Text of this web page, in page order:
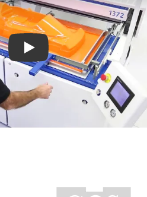
Play: Keynote (Google I/O '18)